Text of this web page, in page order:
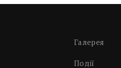
Галерея
Події